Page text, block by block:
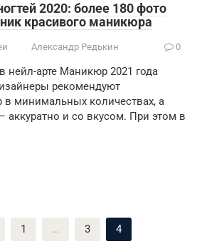
2020: более 180 фото
красивого маникюра
Александр Редькин 0
нейл-арте Маникюр 2021 года
рекомендуют
в минимальных количествах, а
аккуратно и со вкусом. При этом в
1 … 3 4